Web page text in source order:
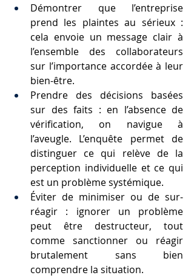
Démontrer que l’entreprise
prend les plaintes au sérieux :
cela envoie un message clair à
l’ensemble des collaborateurs
sur l’importance accordée à leur
bien-être.
Prendre des décisions basées
sur des faits : en l’absence de
vérification, on navigue à
l’aveugle. L’enquête permet de
distinguer ce qui relève de la
perception individuelle et ce qui
est un problème systémique.
Éviter de minimiser ou de sur-
réagir : ignorer un problème
peut être destructeur, tout
comme sanctionner ou réagir
brutalement sans bien
comprendre la situation.